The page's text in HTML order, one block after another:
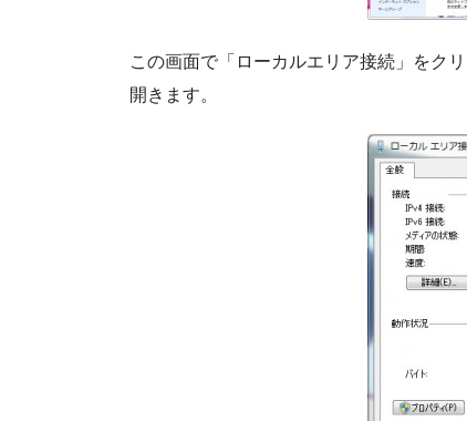
この画面で「ローカルエリア接続」をク
開きます。